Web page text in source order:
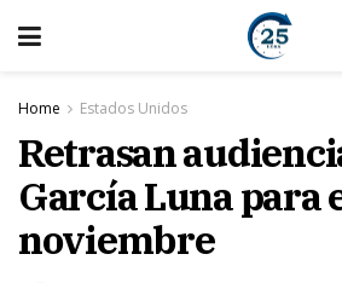
Home Estados Unidos
Retrasan
García Luna para
noviembre